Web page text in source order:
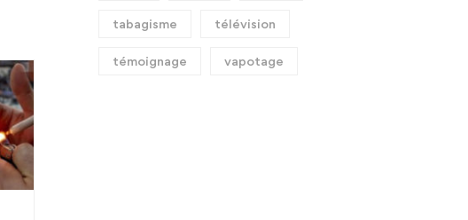
tabagisme télévision
témoignage vapotage